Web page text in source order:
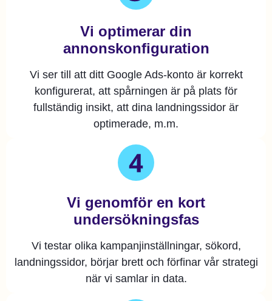
Vi optimerar din
annonskonfiguration
Vi ser till att ditt Google Ads-konto är korrekt
konfigurerat, att spårningen är på plats för
fullständig insikt, att dina landningssidor är
optimerade, m.m.
Vi genomför en kort
undersökningsfas
Vi testar olika kampanjinställningar, sökord,
landningssidor, börjar brett och förfinar vår strategi
när vi samlar in data.